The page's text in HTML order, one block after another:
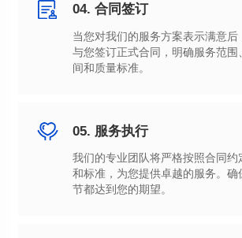
04. 合同签订
间和质量标准。
05. 服务执行
节都达到您的期望。